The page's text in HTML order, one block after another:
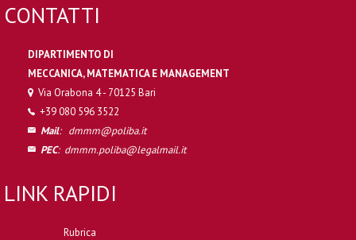
CONTATTI
DIPARTIMENTO DI
MECCANICA, MATEMATICA E MANAGEMENT
Via Orabona 4 - 70125 Bari
+39 080 596 3522
Mail: dmmm@poliba.it
PEC: dmmm.poliba@legalmail.it
LINK RAPIDI
Rubrica